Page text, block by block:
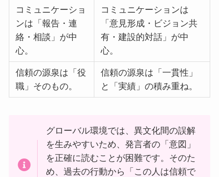
コミュニケーショ
ンは「報告・連
絡・相談」が中
心。
コミュニケーションは
「意見形成・ビジョン共
有・建設的対話」が中
心。
信頼の源泉は「役
職」そのもの。
信頼の源泉は「一貫性」
と「実績」の積み重ね。
グローバル環境では、異文化間の誤解
を生みやすいため、発言者の「意図」
を正確に読むことが困難です。そのた
め、過去の行動から「この人は信頼で